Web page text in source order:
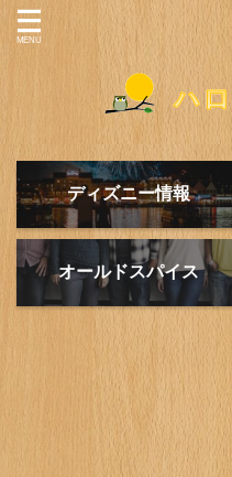
ディズニー情報
オールドスパイス